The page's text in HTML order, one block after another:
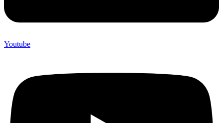
Youtube